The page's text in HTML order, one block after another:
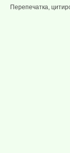
Перепечатка,